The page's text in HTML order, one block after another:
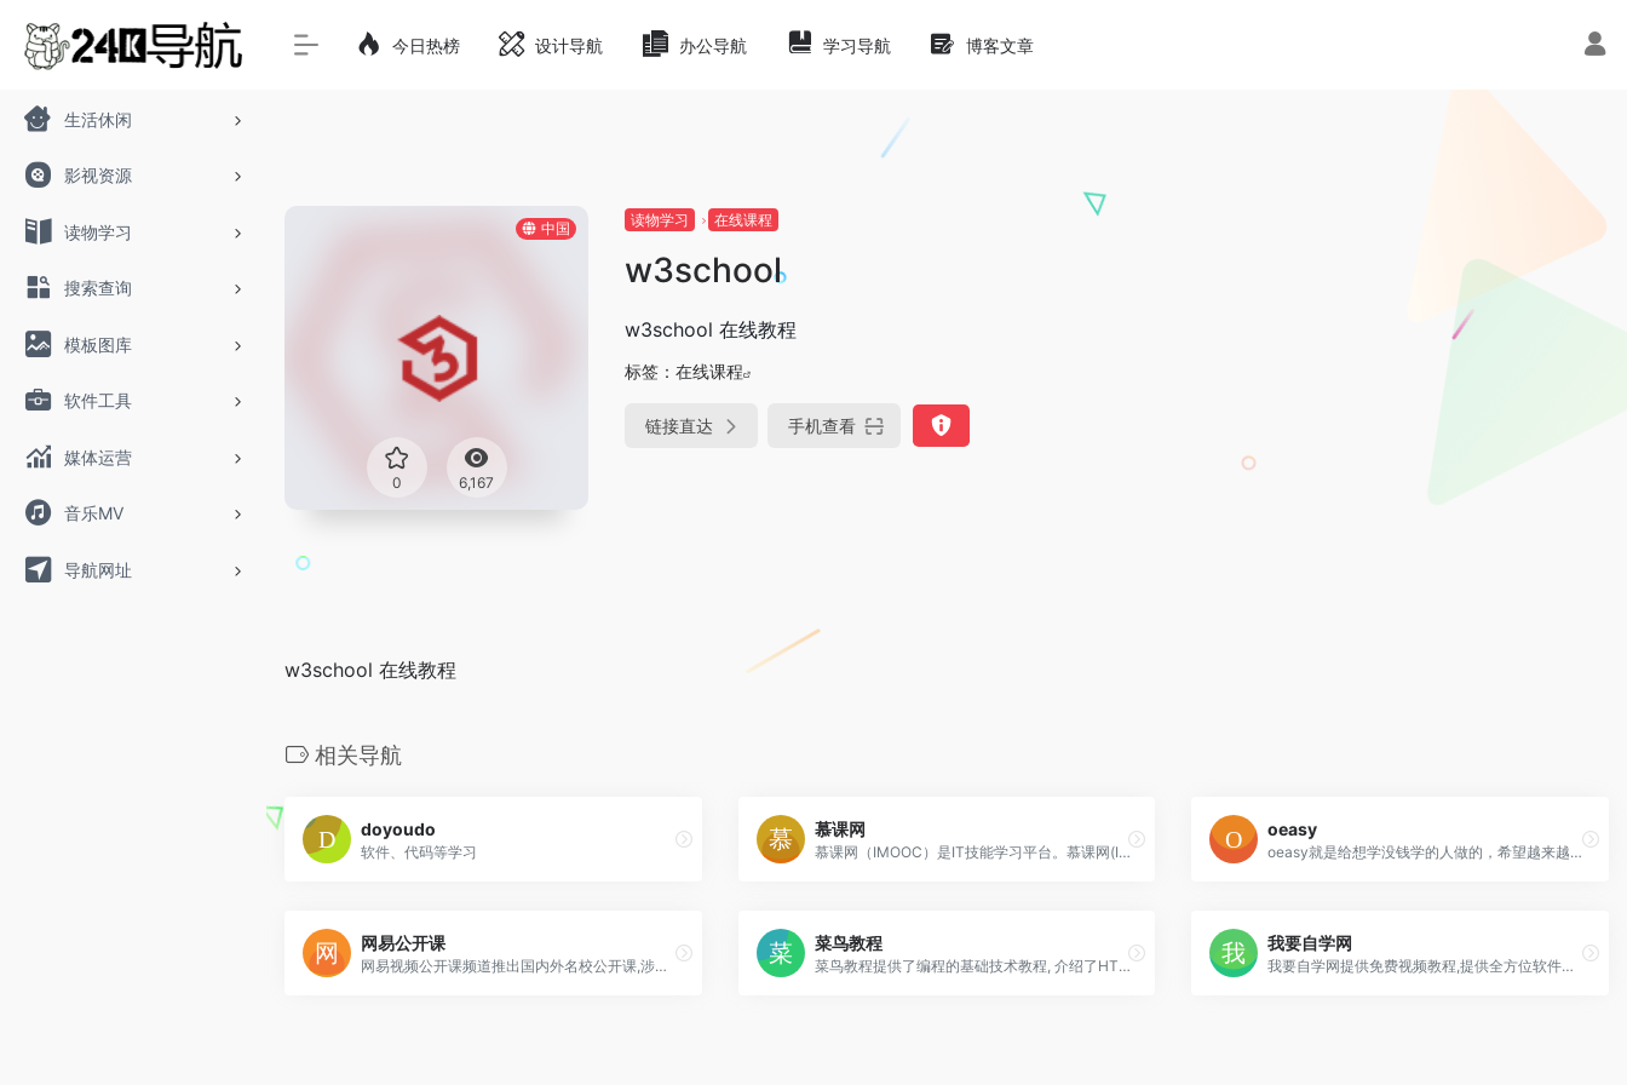
生活休闲
影视资源
读物学习
搜索查询
模板图库
软件工具
媒体运营
音乐MV
导航网址
今日热榜 设计导航 办公导航 学习导航 博客文章
中国
0 6,167
读物学习 在线课程
w3school
w3school 在线教程
标签： 在线课程
链接直达 手机查看
w3school 在线教程
相关导航
doyoudo
软件、代码等学习
慕课网
慕课网（IMOOC）是IT技能学习平台。慕课网(IMOOC)提供了丰富的移动端开发、php开发、web前端、android开发以及html5等视频教程资源公开课。并且富有交互性及趣味性，你还可以和朋友一起编程。
oeasy
oeasy就是给想学没钱学的人做的，希望越来越多的人来做教程.
网易公开课
网易视频公开课频道推出国内外名校公开课,涉及广泛的学科,名校老师认真讲解深度剖析,网易视频公开课频道搭建起强有力的网络视频教学平台
菜鸟教程
菜鸟教程提供了编程的基础技术教程, 介绍了HTML、CSS、Javascript、Python，Java，Ruby，C，PHP , MySQL等各种编程语言的基础知识
我要自学网
我要自学网提供免费视频教程,提供全方位软件学习，有3D教程，平面教程，多媒体制作教程，办公信息化教程，机械设计教程，网站制作教程,电脑培训